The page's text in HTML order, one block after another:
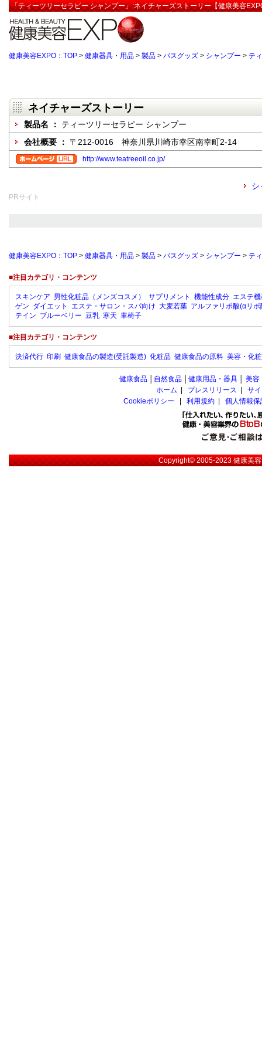
「ティーツリーセラピー シャンプー」:ネイチャーズストーリー【健康美容
健康美容EXPO：TOP > 健康器具・用品 > 製品 > バスグッズ > シャンプー > テ
ネイチャーズストーリー
製品名 ： ティーツリーセラピー シャンプー
会社概要 ： 〒212-0016 神奈川県川崎市幸区南幸町2-14
http://www.teatreeoil.co.jp/
シ
PRサイト
健康美容EXPO：TOP > 健康器具・用品 > 製品 > バスグッズ > シャンプー > テ
■注目カテゴリ・コンテンツ
スキンケア 男性化粧品（メンズコスメ） サプリメント 機能性成分 エステ
ゲン ダイエット エステ・サロン・スパ向け 大麦若葉 アルファリポ酸(αリポ
テイン ブルーベリー 豆乳 寒天 車椅子
■注目カテゴリ・コンテンツ
決済代行 印刷 健康食品の製造(受託製造) 化粧品 健康食品の原料 美容・化
健康食品 自然食品 健康用品・器具 美容
ホーム
プレスリリース
サ
Cookieポリシー
利用規約 個人情報
Copyright© 2005-2023健康美